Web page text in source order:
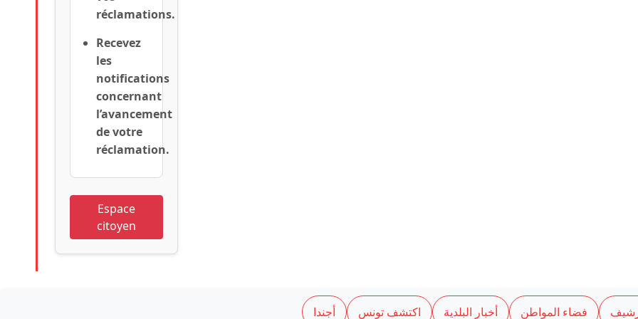
réclamations.
Recevez
les
notifications
concernant
l’avancement
de votre
réclamation.
Espace
citoyen
أجندا اكتشف تونس أخبار البلدية فضاء المواطن